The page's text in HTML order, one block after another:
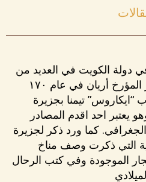
دولة الكويت في العديد من
المصادر القديمة حيث ذكر المؤرخ أريان في عام ١٧٠
“ايكاروس” تيمنا بجزيرة
يعتبر احد اقدم المصادر
كما ورد ذكر لجزيرة
التي ذكرت وصف مناخ
الموجودة وفي كتب الرحال